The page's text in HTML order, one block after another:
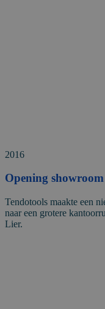
2016
Opening
Tendotools maakte een
naar een grotere
Lier.